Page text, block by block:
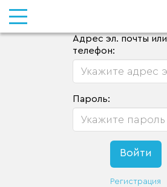
Адрес эл. почты или
телефон:
Пароль:
Регистрация